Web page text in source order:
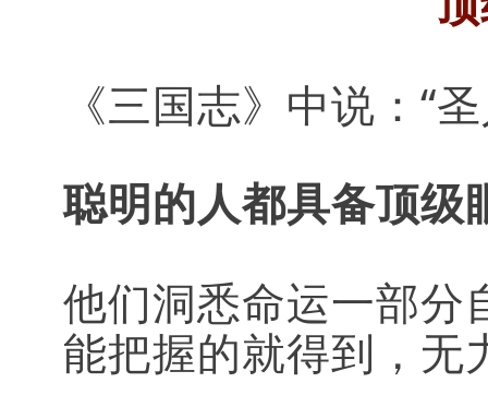
《三国志》中说：“
聪明的人都具备顶级
他们洞悉命运一部分
能把握的就得到，无